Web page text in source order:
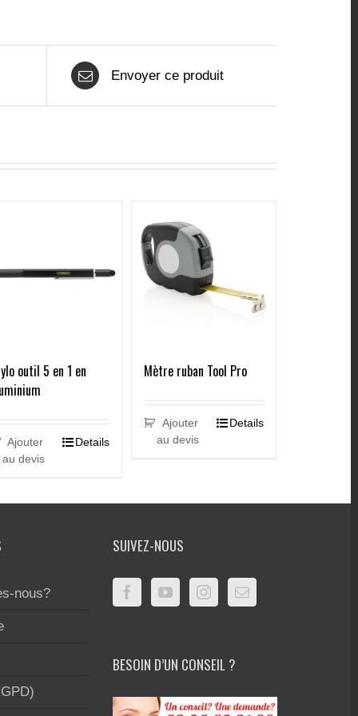
Envoyer ce produit
outil 5 en 1 en
Ajouter
au devis
Details
Mètre ruban Tool Pro
Ajouter
au devis
Details
nous?
SUIVEZ-NOUS
BESOIN D’UN CONSEIL ?